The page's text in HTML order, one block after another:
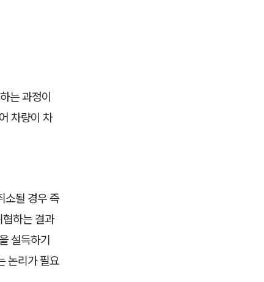
는 과정이
차량이 차
소될 경우 즉
하는 결과
설득하기
논리가 필요